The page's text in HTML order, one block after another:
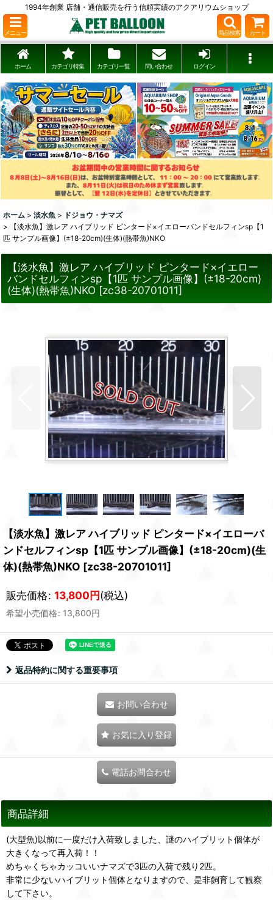
1994年創業 店舗・通信販売を行う信頼実績のアクアリウムショップ
メニュー 商品検索 カート
ホーム カテゴリ特集 カテゴリ一覧 問い合わせ ログイン
ホーム > 淡水魚 > ドジョウ・ナマズ
>
【淡水魚】激レア ハイブリッド ピンタード×イエローバンドセルフィンsp【1
匹 サンプル画像】(±18-20cm)(生体)(熱帯魚)NKO
【淡水魚】激レア ハイブリッド ピンタード×イエロー
バンドセルフィンsp【1匹 サンプル画像】(±18-20cm)
(生体)(熱帯魚)NKO [zc38-20701011]
【淡水魚】激レア ハイブリッド ピンタード×イエローバ
ンドセルフィンsp【1匹 サンプル画像】(±18-20cm)(生
体)(熱帯魚)NKO [zc38-20701011]
販売価格: 13,800円(税込)
希望小売価格: 13,800円
返品特約に関する重要事項
お問い合わせ
お気に入り登録
電話お問合わせ
商品詳細
(大型魚)以前に一度だけ入荷致しました、謎のハイブリット個体が
大きくなって再入荷！！
めちゃくちゃカッコいいナマズで3匹の入荷で残り2匹。
非常に少ないハイブリット個体となりますので、是非飼育して観察
して下さい。